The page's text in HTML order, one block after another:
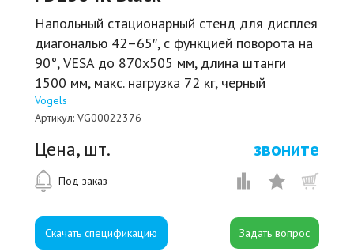
Напольный стационарный стенд для дисплея
диагональю 42–65″, с функцией поворота на
90°, VESA до 870x505 мм, длина штанги
1500 мм, макс. нагрузка 72 кг, черный
Vogels
Артикул: VG00022376
Цена, шт. звоните
Под заказ
Скачать спецификацию